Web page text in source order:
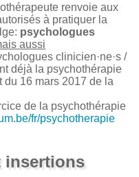
renvoie aux
à pratiquer la
psychologues
aussi
clinicien·ne·s /
déjà la psychothérapie
du 16 mars 2017 de la
de la psychothérapie
fr/psychotherapie
insertions